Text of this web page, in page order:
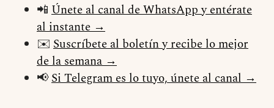
📲 Únete al canal de WhatsApp y entérate
al instante →
✉️ Suscríbete al boletín y recibe lo mejor
de la semana →
📢Si Telegram es lo tuyo, únete al canal →